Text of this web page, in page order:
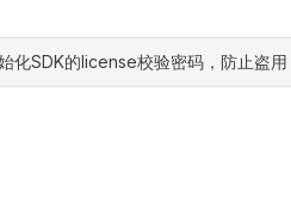
化SDK的license校验密码，防止盗用